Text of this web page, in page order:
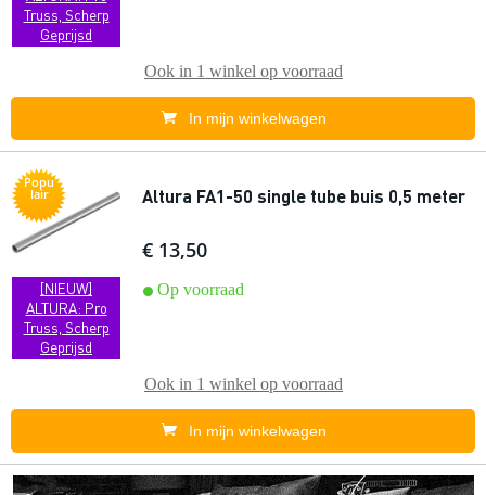
Truss, Scherp
Geprijsd
Ook in 1 winkel op voorraad
In mijn winkelwagen
Popu
lair
[NIEUW]
ALTURA: Pro
Truss, Scherp
Geprijsd
Altura FA1-50 single tube buis 0,5 meter
€ 13,50
Op voorraad
Ook in 1 winkel op voorraad
In mijn winkelwagen